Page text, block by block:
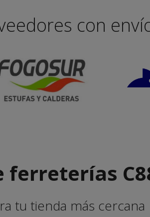
con
ferreterías
tu tienda más cercana